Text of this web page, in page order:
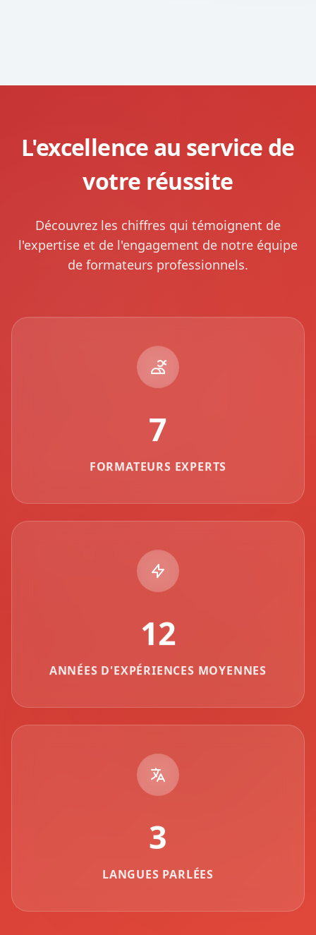
L'excellence au service de
votre réussite
Découvrez les chiffres qui témoignent de
l'expertise et de l'engagement de notre équipe
de formateurs professionnels.
7
FORMATEURS EXPERTS
12
ANNÉES D'EXPÉRIENCES MOYENNES
3
LANGUES PARLÉES